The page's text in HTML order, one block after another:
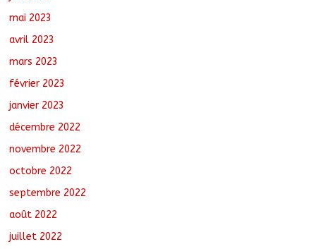
mai 2023
avril 2023
mars 2023
février 2023
janvier 2023
décembre 2022
novembre 2022
octobre 2022
septembre 2022
août 2022
juillet 2022